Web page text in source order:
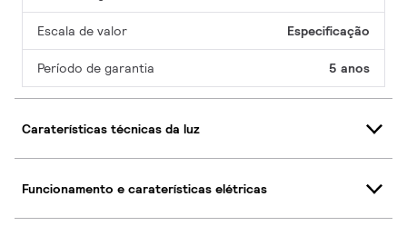
Escala de valor Especificação
Período de garantia 5 anos
Caraterísticas técnicas da luz
Funcionamento e caraterísticas elétricas